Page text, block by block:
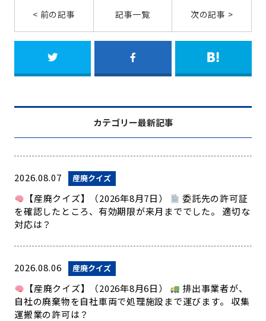
< 前の記事 記事一覧 次の記事 >
カテゴリー最新記事
2026.08.07 産廃クイズ
【産廃クイズ】（2026年8月7日）
委託先の許可証
を確認したところ、有効期限が来月まででした。 適切な
対応は？
2026.08.06 産廃クイズ
【産廃クイズ】（2026年8月6日）
排出事業者が、
自社の廃棄物を自社車両で処理施設まで運びます。 収集
運搬業の許可は？